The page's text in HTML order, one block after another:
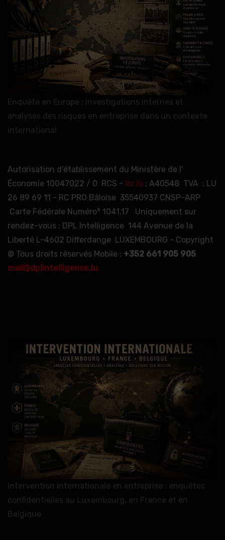
Enquête en Europe : investigations internes et
analyses des risques en entreprise dans un contexte
international
Autorisation d'établissement du Ministère de l'
Économie 10047022 / 0 RCS - lbr.lu : A40548 TVA : LU
26 89 69 11 - RC PRO Bâloise 35540937 CNSP-ARP
Carte Fédérale Numéro° 1041.17 Uniquement sur
rendez-vous : DPL Intelligence 144 Avenue de la
Liberté L-4602 Differdange LUXEMBOURG - Copyright
© Tous droits réservés Mobile : +352 661 905 905
mail@dplintelligence.lu
Intervention internationale en entreprise : enquêtes
confidentielles au Luxembourg, en France et en
Belgique